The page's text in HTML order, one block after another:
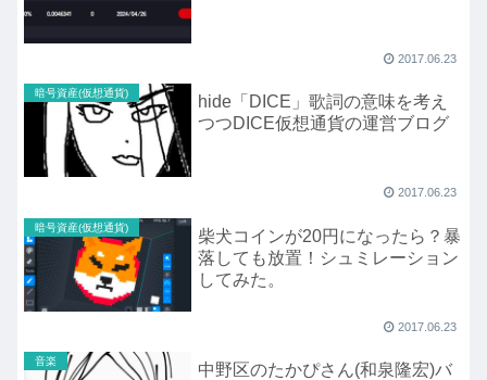
2017.06.23
暗号資産(仮想通貨)
hide「DICE」歌詞の意味を考え
つつDICE仮想通貨の運営ブログ
2017.06.23
暗号資産(仮想通貨)
柴犬コインが20円になったら？暴
落しても放置！シュミレーション
してみた。
2017.06.23
音楽 中野区のたかぴさん(和泉隆宏)バ